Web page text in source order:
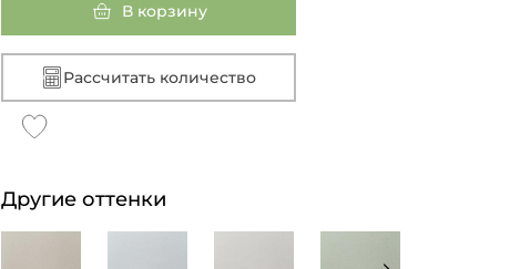
В корзину
Рассчитать количество
Другие оттенки